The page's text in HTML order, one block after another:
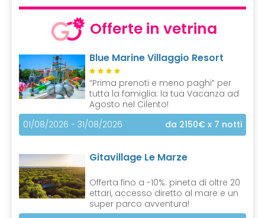
Offerte in vetrina
Blue Marine Villaggio Resort
“Prima prenoti e meno paghi” per
tutta la famiglia: la tua Vacanza ad
Agosto nel Cilento!
01/08/2026 - 31/08/2026
da 2150€ x 7 notti
Gitavillage Le Marze
Offerta fino a -10%: pineta di oltre 20
ettari, accesso diretto al mare e un
super parco avventura!